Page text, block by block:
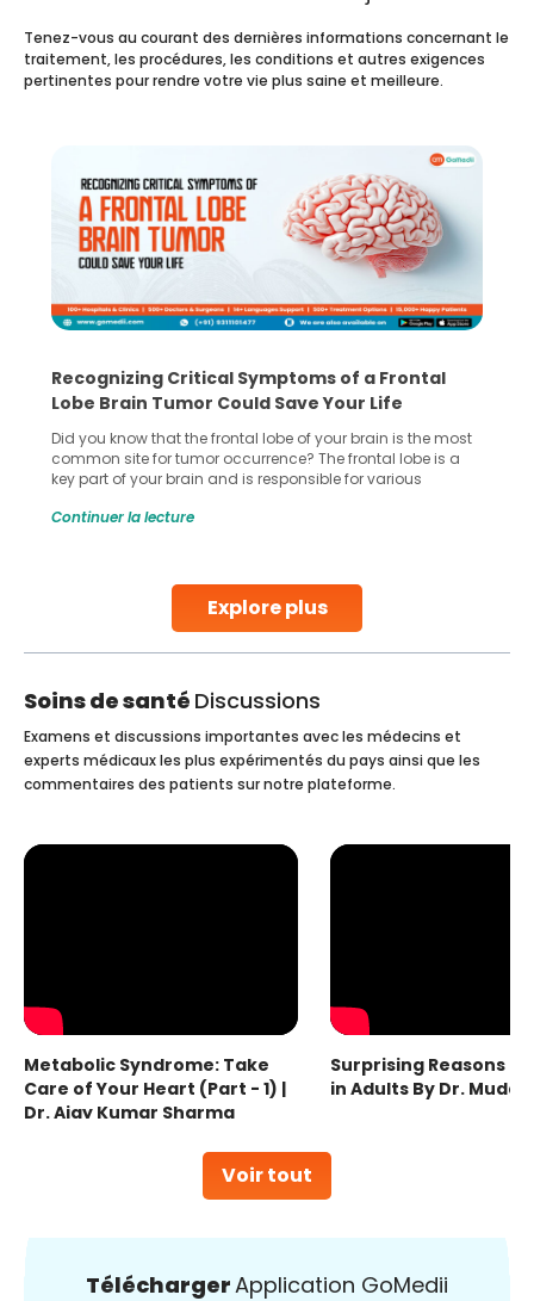
Explore plus
Tenez-vous au courant des dernières informations concernant le
traitement, les procédures, les conditions et autres exigences
pertinentes pour rendre votre vie plus saine et meilleure.
Recognizing Critical Symptoms of a Frontal
Lobe Brain Tumor Could Save Your Life
Did you know that the frontal lobe of your brain is the most
common site for tumor occurrence? The frontal lobe is a
key part of your brain and is responsible for various
harm to it can lead to serious complications. However, with
Continuer la lecture
Soins de santé Discussions
Voir tout
Examens et discussions importantes avec les médecins et
experts médicaux les plus expérimentés du pays ainsi que les
commentaires des patients sur notre plateforme.
Metabolic Syndrome: Take
Care of Your Heart (Part - 1) |
Dr. Ajay Kumar Sharma
Surprising Reasons
in Adults By Dr.
TéléchargerApplication GoMedii